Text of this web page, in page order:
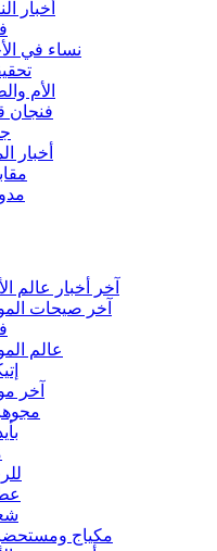
أخبار
نساء في
الأم
فنجان
أخبار
آخر أخبار عالم
آخر صيحات
عالم
آخر
مكياج